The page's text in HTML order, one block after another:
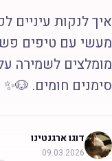
לנקות עיניים
עם טיפים
לשמירה על
חומים. 🐶✨
דוגו ארגנטינו
09.03.2026